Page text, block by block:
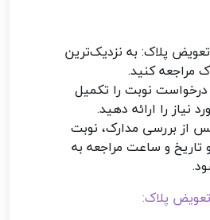
پلاک: به نزدیک‌ترین
مراجعه کنید.
نوبت را تکمیل
نیاز را ارائه دهید.
از بررسی مدارک، نوبت
و ساعت مراجعه به
تعویض پلاک: